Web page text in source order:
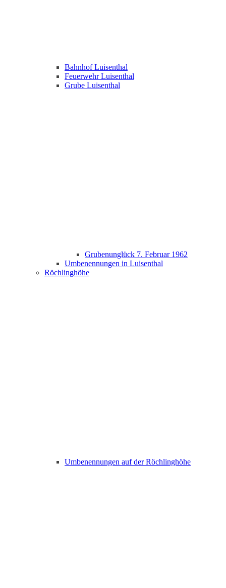
Bahnhof Luisenthal
Feuerwehr Luisenthal
Grube Luisenthal
Grubenunglück 7. Februar 1962
Umbenennungen in Luisenthal
Röchlinghöhe
Umbenennungen auf der Röchlinghöhe